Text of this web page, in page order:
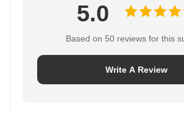
5.0
Based on 50 reviews for this
Write A Review